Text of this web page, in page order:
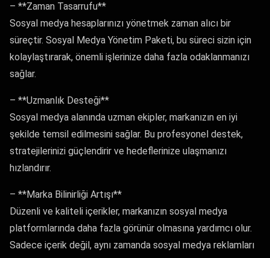
– **Zaman Tasarrufu**
Sosyal medya hesaplarınızı yönetmek zaman alıcı bir
süreçtir. Sosyal Medya Yönetim Paketi, bu süreci sizin için
kolaylaştırarak, önemli işlerinize daha fazla odaklanmanızı
sağlar.
– **Uzmanlık Desteği**
Sosyal medya alanında uzman ekipler, markanızın en iyi
şekilde temsil edilmesini sağlar. Bu profesyonel destek,
stratejilerinizi güçlendirir ve hedeflerinize ulaşmanızı
hızlandırır.
– **Marka Bilinirliği Artışı**
Düzenli ve kaliteli içerikler, markanızın sosyal medya
platformlarında daha fazla görünür olmasına yardımcı olur.
Sadece içerik değil, aynı zamanda sosyal medya reklamları